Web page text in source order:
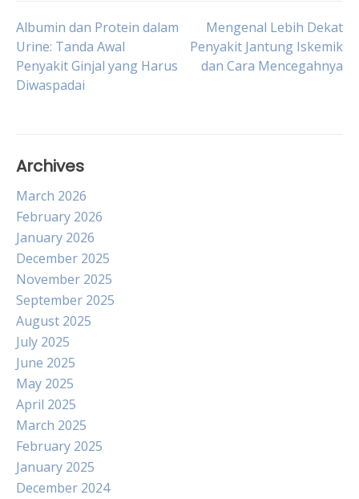
Post
navigation
Albumin dan Protein dalam
Urine: Tanda Awal
Penyakit Ginjal yang Harus
Diwaspadai
Mengenal Lebih Dekat
Penyakit Jantung Iskemik
dan Cara Mencegahnya
Archives
March 2026
February 2026
January 2026
December 2025
November 2025
September 2025
August 2025
July 2025
June 2025
May 2025
April 2025
March 2025
February 2025
January 2025
December 2024